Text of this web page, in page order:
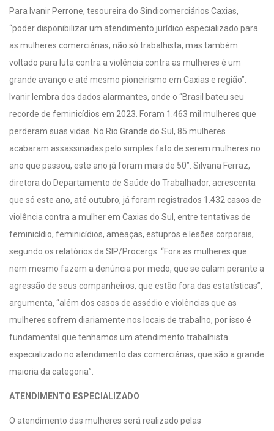
Para Ivanir Perrone, tesoureira do Sindicomerciários Caxias,
“poder disponibilizar um atendimento jurídico especializado para
as mulheres comerciárias, não só trabalhista, mas também
voltado para luta contra a violência contra as mulheres é um
grande avanço e até mesmo pioneirismo em Caxias e região”.
Ivanir lembra dos dados alarmantes, onde o “Brasil bateu seu
recorde de feminicídios em 2023. Foram 1.463 mil mulheres que
perderam suas vidas. No Rio Grande do Sul, 85 mulheres
acabaram assassinadas pelo simples fato de serem mulheres no
ano que passou, este ano já foram mais de 50”. Silvana Ferraz,
diretora do Departamento de Saúde do Trabalhador, acrescenta
que só este ano, até outubro, já foram registrados 1.432 casos de
violência contra a mulher em Caxias do Sul, entre tentativas de
feminicídio, feminicídios, ameaças, estupros e lesões corporais,
segundo os relatórios da SIP/Procergs. “Fora as mulheres que
nem mesmo fazem a denúncia por medo, que se calam perante a
agressão de seus companheiros, que estão fora das estatísticas”,
argumenta, “além dos casos de assédio e violências que as
mulheres sofrem diariamente nos locais de trabalho, por isso é
fundamental que tenhamos um atendimento trabalhista
especializado no atendimento das comerciárias, que são a grande
maioria da categoria”.
ATENDIMENTO ESPECIALIZADO
O atendimento das mulheres será realizado pelas